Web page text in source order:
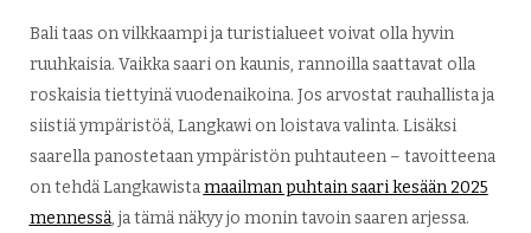
Bali taas on vilkkaampi ja turistialueet voivat olla hyvin
ruuhkaisia. Vaikka saari on kaunis, rannoilla saattavat olla
roskaisia tiettyinä vuodenaikoina. Jos arvostat rauhallista ja
siistiä ympäristöä, Langkawi on loistava valinta. Lisäksi
saarella panostetaan ympäristön puhtauteen – tavoitteena
on tehdä Langkawistamaailman puhtain saari kesään 2025
mennessä, ja tämä näkyy jo monin tavoin saaren arjessa.